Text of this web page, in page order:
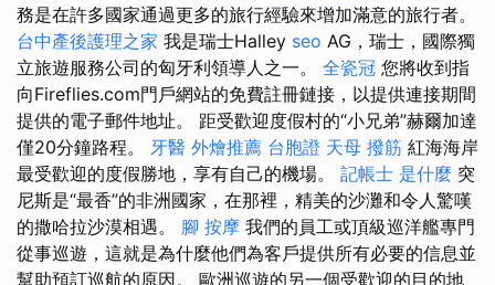
務是在許多國家通過更多的旅行經驗來增加滿意的旅行者。
台中產後護理之家 我是瑞士Halley seo AG，瑞士，國際獨
立旅遊服務公司的匈牙利領導人之一。 全瓷冠 您將收到指
向Fireflies.com門戶網站的免費註冊鏈接，以提供連接期間
提供的電子郵件地址。 距受歡迎度假村的“小兄弟”赫爾加達
僅20分鐘路程。 牙醫 外燴推薦 台胞證 天母 撥筋 紅海海岸
最受歡迎的度假勝地，享有自己的機場。 記帳士 是什麼 突
尼斯是“最香”的非洲國家，在那裡，精美的沙灘和令人驚嘆
的撒哈拉沙漠相遇。 腳 按摩 我們的員工或頂級巡洋艦專門
從事巡遊，這就是為什麼他們為客戶提供所有必要的信息並
幫助預訂巡航的原因。 歐洲巡遊的另一個受歡迎的目的地